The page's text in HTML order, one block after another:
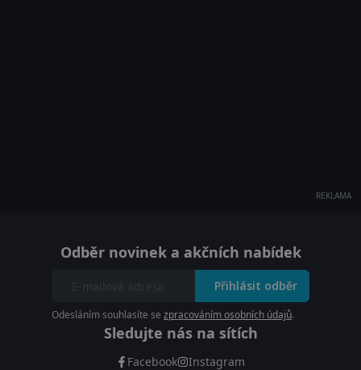
REKLAMA
Odběr novinek a akčních nabídek
Přihlásit odběr
Odesláním souhlasíte se zpracováním osobních údajů.
Sledujte nás na sítích
Facebook Instagram